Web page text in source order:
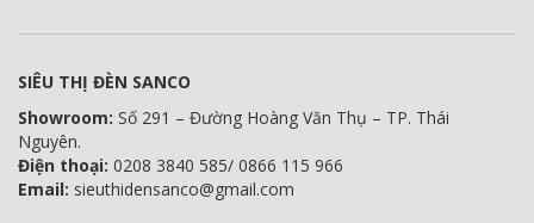
SIÊU THỊ ĐÈN SANCO
Showroom: Số 291 – Đường Hoàng Văn Thụ – TP. Thái
Nguyên.
Điện thoại: 0208 3840 585/ 0866 115 966
Email: sieuthidensanco@gmail.com